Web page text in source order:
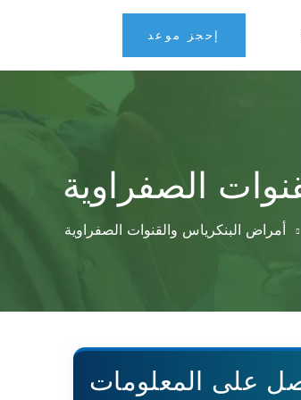
إحجز موعد
الصفراوية
أمراض البنكرياس والقنوات الصفراوية
على المعلومات